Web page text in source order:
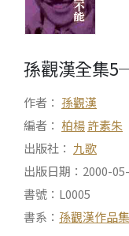
孫觀漢全集
作者： 孫觀漢
編者： 柏楊許素朱
出版社： 九歌
出版日期：2000-
書號：L0005
書系： 孫觀漢作品集